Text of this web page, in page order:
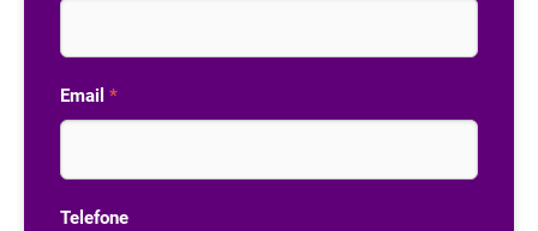
Email *
Telefone